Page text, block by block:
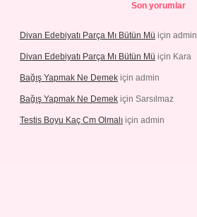
Son yorumlar
Divan Edebiyatı Parça Mı Bütün Mü için admin
Divan Edebiyatı Parça Mı Bütün Mü için Kara
Bağış Yapmak Ne Demek için admin
Bağış Yapmak Ne Demek için Sarsılmaz
Testis Boyu Kaç Cm Olmalı için admin